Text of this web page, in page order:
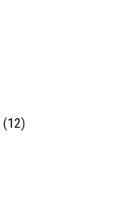
(12)